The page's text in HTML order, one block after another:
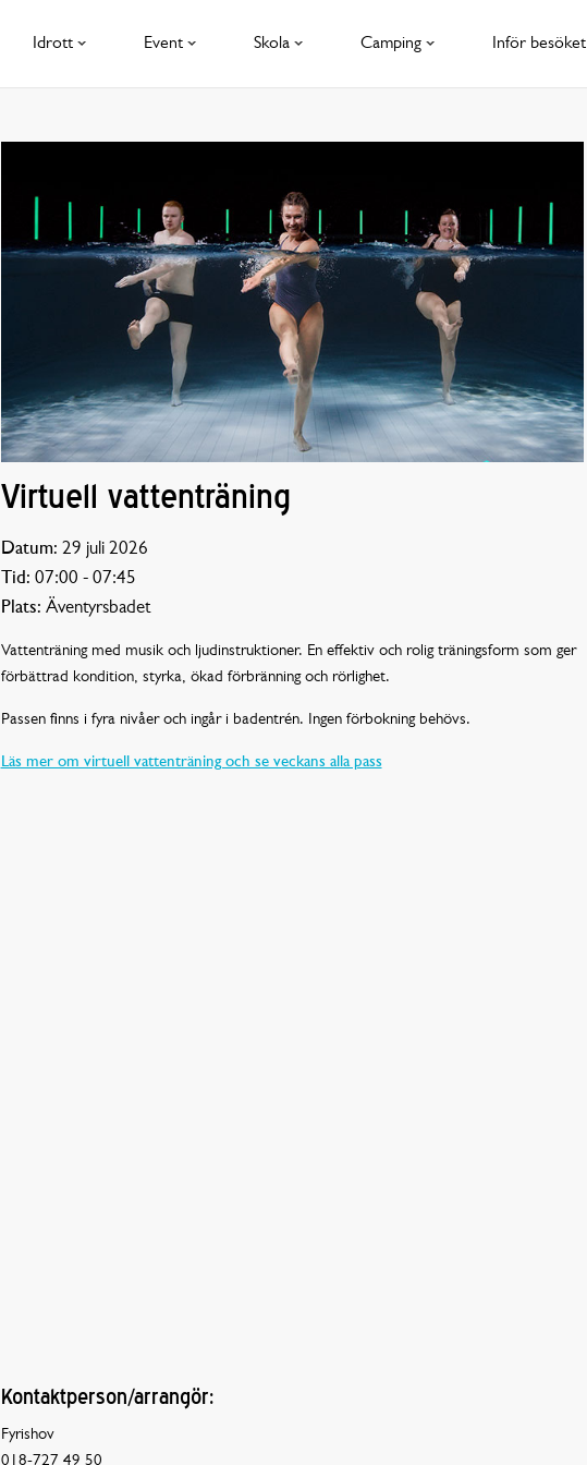
Idrott Event Skola Camping Inför besöket
Virtuell vattenträning
Datum: 29 juli 2026
Tid: 07:00 - 07:45
Plats: Äventyrsbadet
Vattenträning med musik och ljudinstruktioner. En effektiv och rolig träningsform som ger
förbättrad kondition, styrka, ökad förbränning och rörlighet.
Passen finns i fyra nivåer och ingår i badentrén. Ingen förbokning behövs.
Läs mer om virtuell vattenträning och se veckans alla pass
Kontaktperson/arrangör:
Fyrishov
018-727 49 50